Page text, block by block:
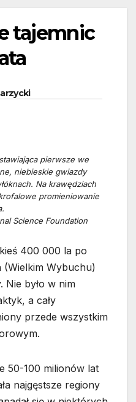
tajemnic
pierwsze we
niebieskie gwiazdy
Na krawędziach
promieniowanie
Science Foundation
400 000 la po
(Wielkim Wybuchu)
Nie było w nim
a cały
przede wszystkim
50-100 milionów lat
najgęstsze regiony